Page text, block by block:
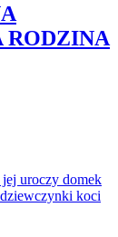
RODZINA